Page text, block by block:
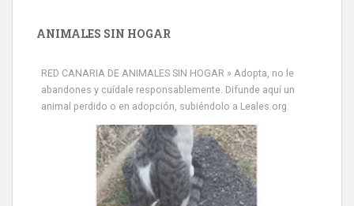
ANIMALES SIN HOGAR
RED CANARIA DE ANIMALES SIN HOGAR » Adopta, no le
abandones y cuídale responsablemente. Difunde aquí un
animal perdido o en adopción, subiéndolo a Leales.org